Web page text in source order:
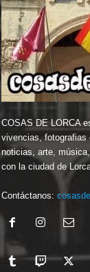
COSAS DE LORCA
vivencias, fotografias
noticias, arte,
con la ciudad de
Contáctanos: